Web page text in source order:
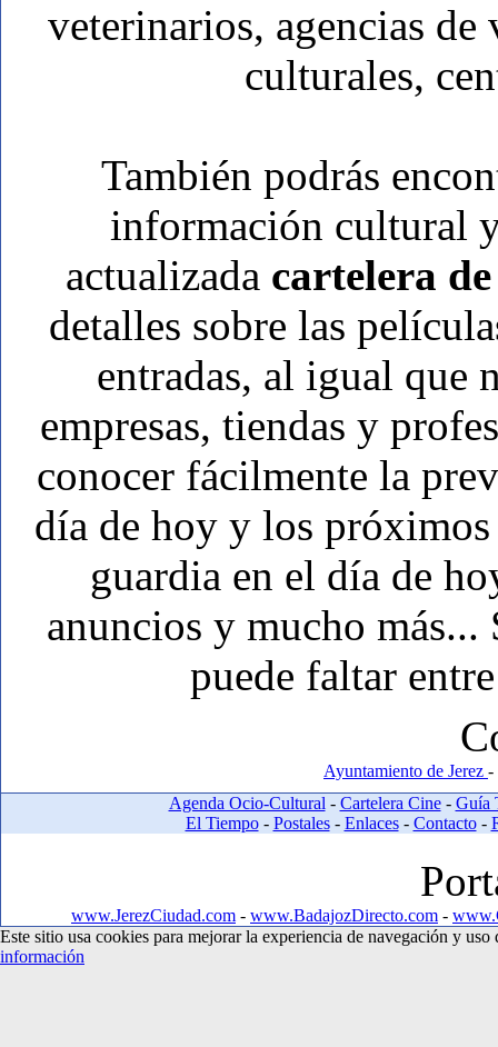
veterinarios, agencias de
culturales,
También podrás
información cultural
actualizada cartelera
detalles sobre las
entradas, al igual que
empresas, tiendas y
conocer fácilmente la
día de hoy y los próximos
guardia en el día de
anuncios y mucho más...
puede faltar
Ayuntamiento de Jerez -
Agenda Ocio-Cultural - Cartelera Cine- Guía
El Tiempo- Postales- Enlaces- Contacto-
www.JerezCiudad.com - www.BadajozDirecto.com -
Este sitio usa cookies para mejorar la experiencia de navegación y
información